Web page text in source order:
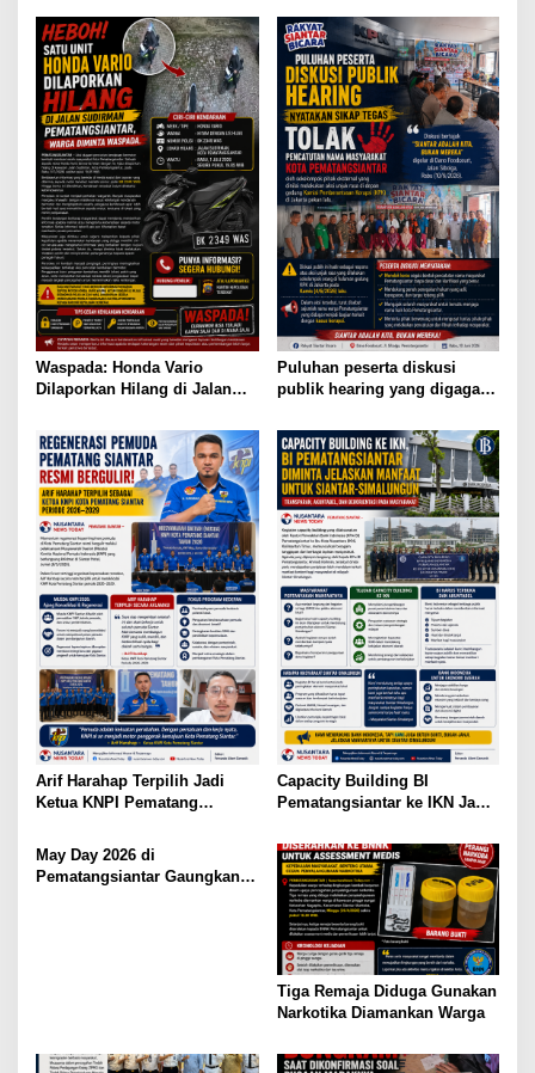
Waspada: Honda Vario
Dilaporkan Hilang di Jalan
Masyarakat Diimbau Berhati-
hati
Puluhan peserta diskusi
publik hearing yang digagas
Arif Harahap Terpilih Jadi
Ketua KNPI Pematang
Gandeng Tangan Demi
Kemajuan
Capacity Building BI
Pematangsiantar ke IKN Jadi
Pentingnya Efisiensi
Anggaran
May Day 2026 di
Pematangsiantar Gaungkan
Tiga Remaja Diduga Gunakan
Narkotika Diamankan Warga